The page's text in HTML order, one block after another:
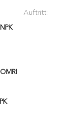
Auftritt: